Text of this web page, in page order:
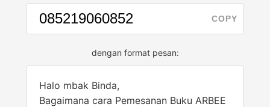
COPY
dengan format pesan:
Halo mbak Binda,
Bagaimana cara Pemesanan Buku ARBEE